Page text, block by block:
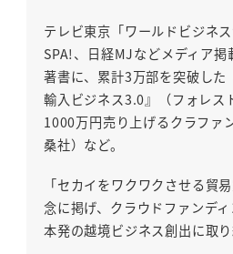
テレビ東京「ワールドビジネ
SPA!、日経MJなどメディア掲
著書に、累計3万部を突破した
輸入ビジネス3.0』（フォレス
1000万円売り上げるクラファ
桑社）など。
「セカイをワクワクさせる貿
念に掲げ、クラウドファンデ
本発の越境ビジネス創出に取り